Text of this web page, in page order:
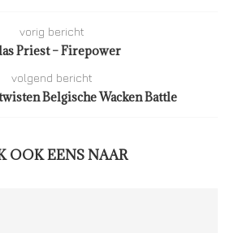
vorig bericht
Priest – Firepower
volgend bericht
Belgische Wacken Battle
OOK EENS NAAR